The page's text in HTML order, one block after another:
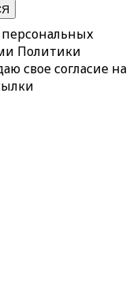
Политики
свое согласие на